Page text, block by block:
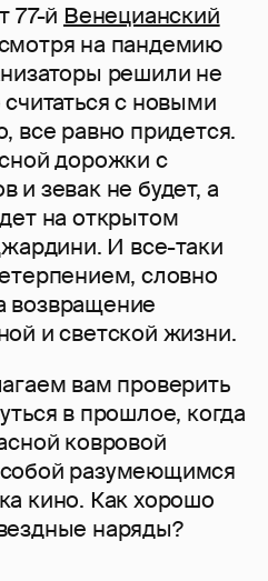
77-й Венецианский
на пандемию
решили не
с новыми
все равно придется.
дорожки с
и зевак не будет, а
на открытом
И все-таки
словно
возвращение
и светской жизни.
вам проверить
в прошлое, когда
ковровой
разумеющимся
кино. Как хорошо
наряды?